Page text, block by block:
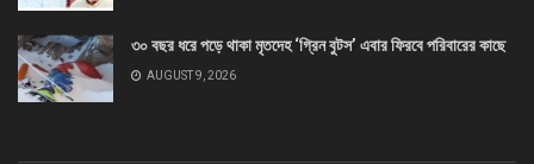
৩০ বছর ধরে পড়ে থাকা মৃতদেহ ‘গ্রিন বুটস’ এবার ফিরবে পরিবারের কাছে
AUGUST 9, 2026